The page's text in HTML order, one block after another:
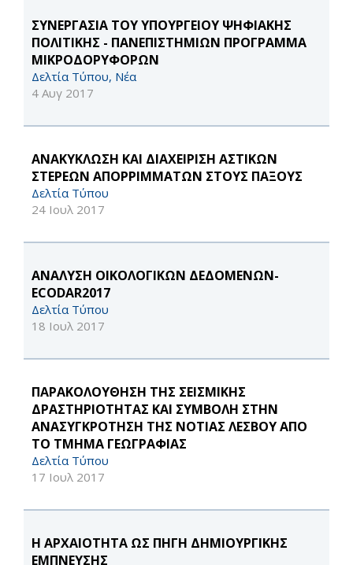
ΣΥΝΕΡΓΑΣΙΑ ΤΟΥ ΥΠΟΥΡΓΕΙΟΥ ΨΗΦΙΑΚΗΣ
ΠΟΛΙΤΙΚΗΣ - ΠΑΝΕΠΙΣΤΗΜΙΩΝ ΠΡΟΓΡΑΜΜΑ
ΜΙΚΡΟΔΟΡΥΦΟΡΩΝ
Δελτία Τύπου, Νέα
4 Αυγ 2017
ΑΝΑΚΥΚΛΩΣΗ ΚΑΙ ΔΙΑΧΕΙΡΙΣΗ ΑΣΤΙΚΩΝ
ΣΤΕΡΕΩΝ ΑΠΟΡΡΙΜΜΑΤΩΝ ΣΤΟΥΣ ΠΑΞΟΥΣ
Δελτία Τύπου
24 Ιουλ 2017
ΑΝΑΛΥΣΗ ΟΙΚΟΛΟΓΙΚΩΝ ΔΕΔΟΜΕΝΩΝ-
ECODAR2017
Δελτία Τύπου
18 Ιουλ 2017
ΠΑΡΑΚΟΛΟΥΘΗΣΗ ΤΗΣ ΣΕΙΣΜΙΚΗΣ
ΔΡΑΣΤΗΡΙΟΤΗΤΑΣ ΚΑΙ ΣΥΜΒΟΛΗ ΣΤΗΝ
ΑΝΑΣΥΓΚΡΟΤΗΣΗ ΤΗΣ ΝΟΤΙΑΣ ΛΕΣΒΟΥ ΑΠΟ
ΤΟ ΤΜΗΜΑ ΓΕΩΓΡΑΦΙΑΣ
Δελτία Τύπου
17 Ιουλ 2017
Η ΑΡΧΑΙΟΤΗΤΑ ΩΣ ΠΗΓΗ ΔΗΜΙΟΥΡΓΙΚΗΣ
ΕΜΠΝΕΥΣΗΣ